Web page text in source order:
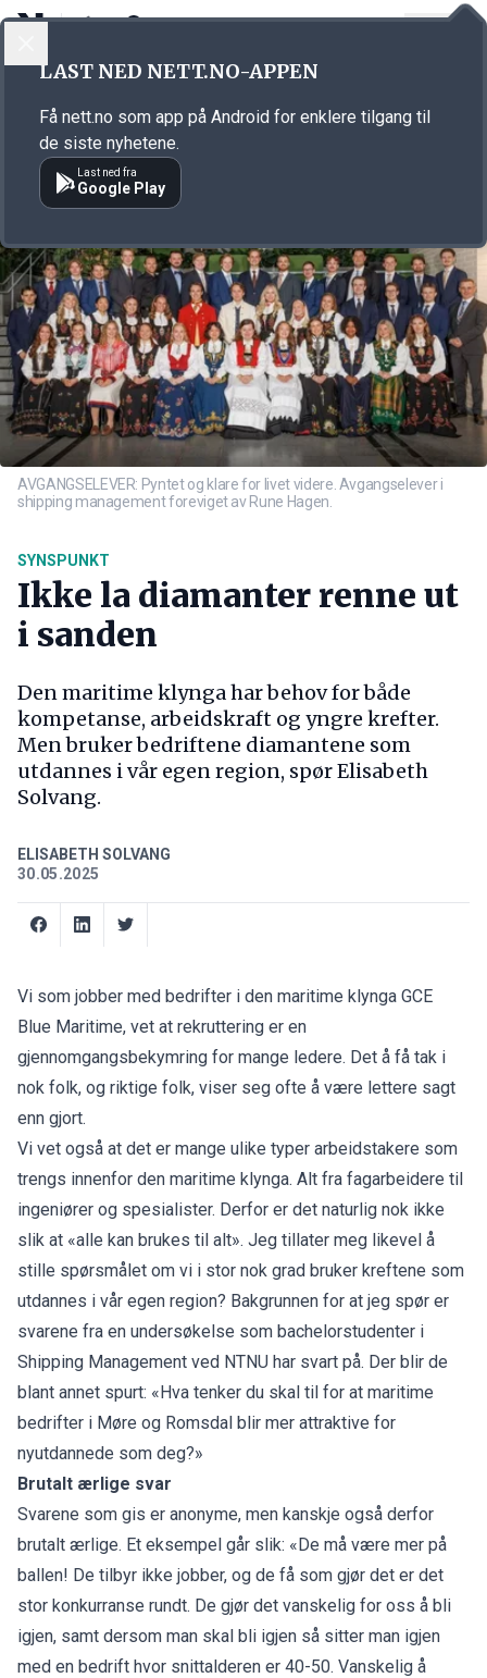
Annonsørinnhold
AVGANGSELEVER: Pyntet og klare for livet videre. Avgangselever i
shipping management foreviget av Rune Hagen.
SYNSPUNKT
Ikke la diamanter renne ut
i sanden
Den maritime klynga har behov for både
kompetanse, arbeidskraft og yngre krefter.
Men bruker bedriftene diamantene som
utdannes i vår egen region, spør Elisabeth
Solvang.
ELISABETH SOLVANG
30.05.2025
Vi som jobber med bedrifter i den maritime klynga GCE
Blue Maritime, vet at rekruttering er en
gjennomgangsbekymring for mange ledere. Det å få tak i
nok folk, og riktige folk, viser seg ofte å være lettere sagt
enn gjort.
Vi vet også at det er mange ulike typer arbeidstakere som
trengs innenfor den maritime klynga. Alt fra fagarbeidere til
ingeniører og spesialister. Derfor er det naturlig nok ikke
slik at «alle kan brukes til alt». Jeg tillater meg likevel å
stille spørsmålet om vi i stor nok grad bruker kreftene som
utdannes i vår egen region? Bakgrunnen for at jeg spør er
svarene fra en undersøkelse som bachelorstudenter i
Shipping Management ved NTNU har svart på. Der blir de
blant annet spurt: «Hva tenker du skal til for at maritime
bedrifter i Møre og Romsdal blir mer attraktive for
nyutdannede som deg?»
Brutalt ærlige svar
Svarene som gis er anonyme, men kanskje også derfor
brutalt ærlige. Et eksempel går slik: «De må være mer på
ballen! De tilbyr ikke jobber, og de få som gjør det er det
stor konkurranse rundt. De gjør det vanskelig for oss å bli
igjen, samt dersom man skal bli igjen så sitter man igjen
med en bedrift hvor snittalderen er 40-50. Vanskelig å
LAST NED NETT.NO-APPEN
Få nett.no som app på Android for enklere tilgang til
de siste nyhetene.
Last ned fra
Google Play